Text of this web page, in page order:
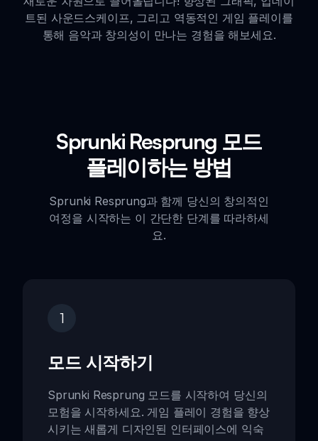
트된 사운드스케이프, 그리고 역동적인 게임 플레이를
통해 음악과 창의성이 만나는 경험을 해보세요.
Sprunki Resprung 모드
플레이하는 방법
Sprunki Resprung과 함께 당신의 창의적인
여정을 시작하는 이 간단한 단계를 따라하세
요.
1
모드 시작하기
Sprunki Resprung 모드를 시작하여 당신의
모험을 시작하세요. 게임 플레이 경험을 향상
시키는 새롭게 디자인된 인터페이스에 익숙